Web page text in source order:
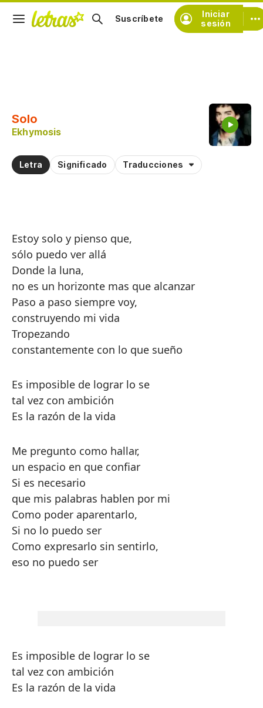
Iniciar
sesión
Suscríbete
Solo
Ekhymosis
Letra Significado Traducciones
Estoy solo y pienso que,
sólo puedo ver allá
Donde la luna,
no es un horizonte mas que alcanzar
Paso a paso siempre voy,
construyendo mi vida
Tropezando
constantemente con lo que sueño
Es imposible de lograr lo se
tal vez con ambición
Es la razón de la vida
Me pregunto como hallar,
un espacio en que confiar
Si es necesario
que mis palabras hablen por mi
Como poder aparentarlo,
Si no lo puedo ser
Como expresarlo sin sentirlo,
eso no puedo ser
Es imposible de lograr lo se
tal vez con ambición
Es la razón de la vida